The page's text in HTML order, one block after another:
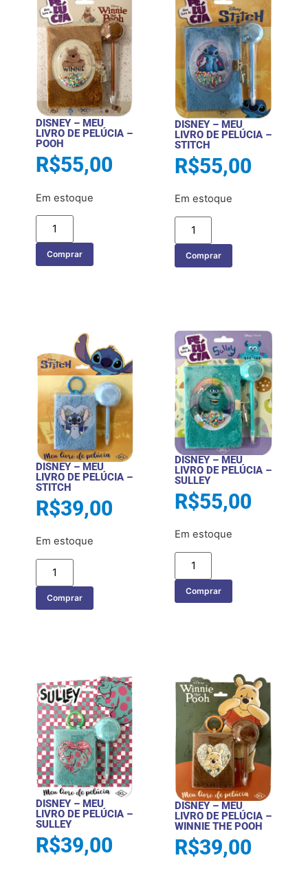
DISNEY – MEU
LIVRO DE PELÚCIA –
POOH
R$55,00
Em estoque
Comprar
DISNEY – MEU
LIVRO DE PELÚCIA –
STITCH
R$55,00
Em estoque
Comprar
DISNEY – MEU
LIVRO DE PELÚCIA –
STITCH
R$39,00
Em estoque
Comprar
DISNEY – MEU
LIVRO DE PELÚCIA –
SULLEY
R$55,00
Em estoque
Comprar
DISNEY – MEU
LIVRO DE PELÚCIA –
SULLEY
R$39,00
DISNEY – MEU
LIVRO DE PELÚCIA –
WINNIE THE POOH
R$39,00